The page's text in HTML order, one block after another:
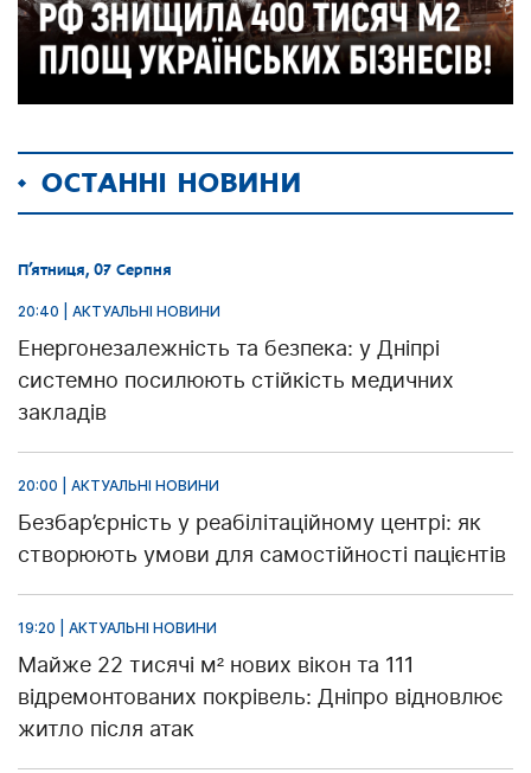
ОСТАННІ НОВИНИ
П’ятниця, 07 Серпня
20:40 | АКТУАЛЬНІ НОВИНИ
Енергонезалежність та безпека: у Дніпрі
системно посилюють стійкість медичних
закладів
20:00 | АКТУАЛЬНІ НОВИНИ
Безбар’єрність у реабілітаційному центрі: як
створюють умови для самостійності пацієнтів
19:20 | АКТУАЛЬНІ НОВИНИ
Майже 22 тисячі м² нових вікон та 111
відремонтованих покрівель: Дніпро відновлює
житло після атак